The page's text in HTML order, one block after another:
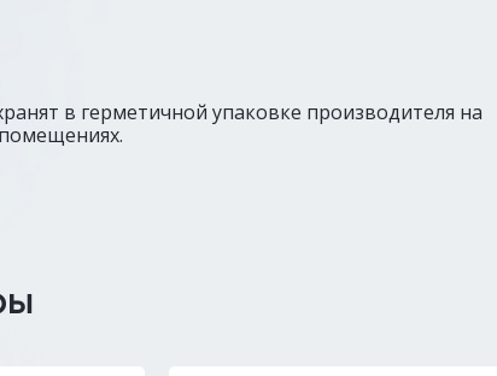
в герметичной упаковке производителя на